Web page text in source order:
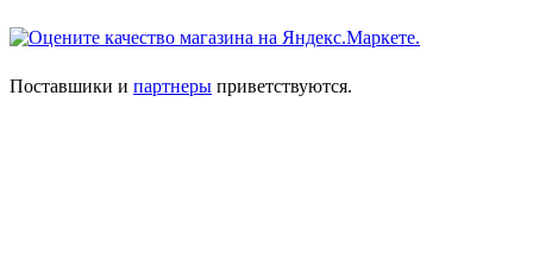
Поставшики и партнеры приветствуются.